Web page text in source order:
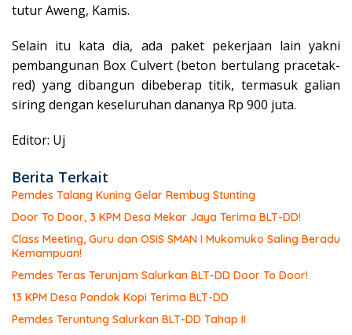
tutur Aweng, Kamis.
Selain itu kata dia, ada paket pekerjaan lain yakni
pembangunan Box Culvert (beton bertulang pracetak-
red) yang dibangun dibeberap titik, termasuk galian
siring dengan keseluruhan dananya Rp 900 juta.
Editor: Uj
Berita Terkait
Pemdes Talang Kuning Gelar Rembug Stunting
Door To Door, 3 KPM Desa Mekar Jaya Terima BLT-DD!
Class Meeting, Guru dan OSIS SMAN I Mukomuko Saling Beradu
Kemampuan!
Pemdes Teras Terunjam Salurkan BLT-DD Door To Door!
13 KPM Desa Pondok Kopi Terima BLT-DD
Pemdes Teruntung Salurkan BLT-DD Tahap II